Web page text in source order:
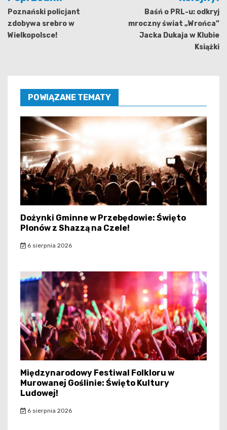
wpisu
Poznański policjant
zdobywa srebro w
Wielkopolsce!
Baśń o PRL-u: odkryj
mroczny świat „Wrońca”
Jacka Dukaja w Klubie
Książki
POWIĄZANE TEMATY
Dożynki Gminne w Przebędowie: Święto
Plonów z Shazzą na Czele!
6 sierpnia 2026
Międzynarodowy Festiwal Folkloru w
Murowanej Goślinie: Święto Kultury
Ludowej!
6 sierpnia 2026